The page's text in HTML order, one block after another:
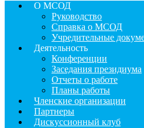
О МСОД
Руководство
Справка о МСОД
Учредительные
Деятельность
Конференции
Заседания президиума
Отчеты о работе
Планы работы
Членские организации
Партнеры
Дискуссионный клуб